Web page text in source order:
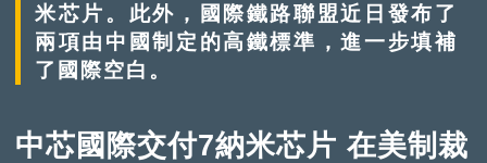
米芯片。此外，國際鐵路聯盟近日發布了
兩項由中國制定的高鐵標準，進一步填補
了國際空白。
中芯國際交付7納米芯片 在美制裁